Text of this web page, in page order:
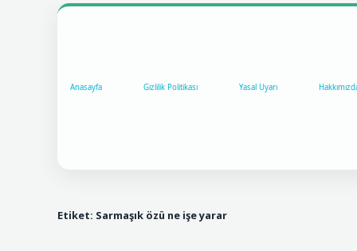
Anasayfa Gizlilik Politikası Yasal Uyarı
Etiket: Sarmaşık özü ne işe yarar